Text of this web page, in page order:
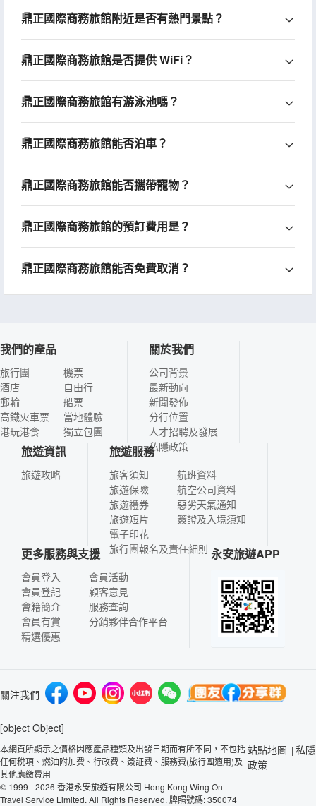
鼎正國際商務旅館附近是否有熱門景點？
鼎正國際商務旅館是否提供 WiFi？
鼎正國際商務旅館有游泳池嗎？
鼎正國際商務旅館能否泊車？
鼎正國際商務旅館能否攜帶寵物？
鼎正國際商務旅館的預訂費用是？
鼎正國際商務旅館能否免費取消？
我們的產品
旅行團
酒店
郵輪
高鐵火車票
港玩港食
機票
自由行
船票
當地體驗
獨立包團
關於我們
公司背景
最新動向
新聞發佈
分行位置
人才招聘及發展
私隱政策
旅遊資訊
旅遊攻略
旅遊服務
旅客須知
旅遊保險
旅遊禮券
旅遊短片
電子印花
航班資料
航空公司資料
惡劣天氣通知
簽證及入境須知
旅行團報名及責任細則
更多服務與支援
會員登入
會員登記
會籍簡介
會員有賞
精選優惠
會員活動
顧客意見
服務查詢
分銷夥伴合作平台
永安旅遊APP
關注我們
[object Object]
本網頁所顯示之價格因應產品種類及出發日期而有所不同，不包括
任何稅項、燃油附加費、行政費、簽証費、服務費(旅行團適用)及
其他應繳費用
© 1999 - 2026 香港永安旅遊有限公司 Hong Kong Wing On
Travel Service Limited. All Rights Reserved. 牌照號碼: 350074
站點地圖 | 私隱
政策